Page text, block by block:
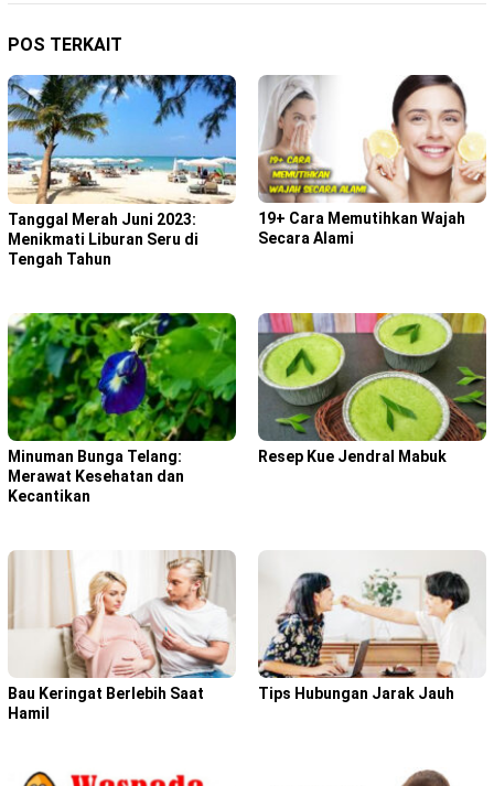
POS TERKAIT
Tanggal Merah Juni 2023:
Menikmati Liburan Seru di
Tengah Tahun
19+ Cara Memutihkan Wajah
Secara Alami
Minuman Bunga Telang:
Merawat Kesehatan dan
Kecantikan
Resep Kue Jendral Mabuk
Bau Keringat Berlebih Saat
Hamil
Tips Hubungan Jarak Jauh